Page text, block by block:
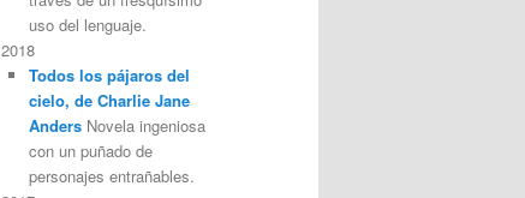
uso del lenguaje.
2018
Todos los pájaros del
cielo, de Charlie Jane
AndersNovela ingeniosa
con un puñado de
personajes entrañables.